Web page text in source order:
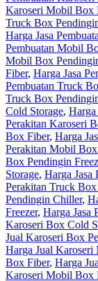
Karoseri Mobil Box
Truck Box
Harga Jasa
Pembuatan Mobil
Mobil Box
Fiber, Harga Jasa
Pembuatan Truck
Truck Box
Cold Storage, Harga
Perakitan Karoseri
Box Fiber, Harga
Perakitan Mobil
Box Pendingin
Storage, Harga Jasa
Perakitan Truck
Pendingin Chiller,
Freezer, Harga Jasa
Karoseri Box Cold
Jual Karoseri Box
Harga Jual
Box Fiber, Harga
Karoseri Mobil Box